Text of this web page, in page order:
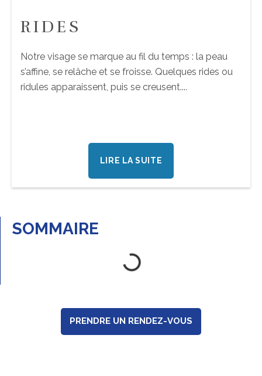
RIDES
Notre visage se marque au fil du temps : la peau
s’affine, se relâche et se froisse. Quelques rides ou
ridules apparaissent, puis se creusent....
LIRE LA SUITE
SOMMAIRE
PRENDRE UN RENDEZ-VOUS